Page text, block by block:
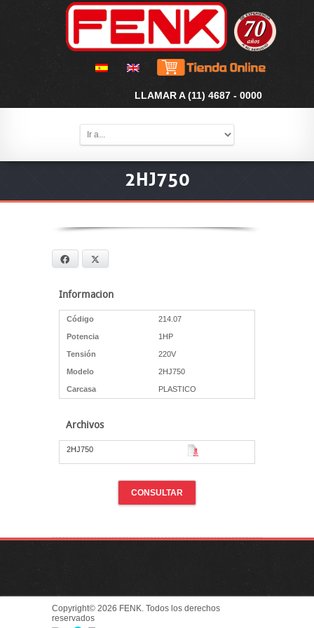
LLAMAR A (11) 4687 - 0000
2HJ750
Facebook
Informacion
Código 214.07
Potencia 1HP
Tensión 220V
Modelo 2HJ750
Carcasa PLASTICO
Archivos
2HJ750
CONSULTAR
Copyright© 2026 FENK. Todos los derechos
reservados